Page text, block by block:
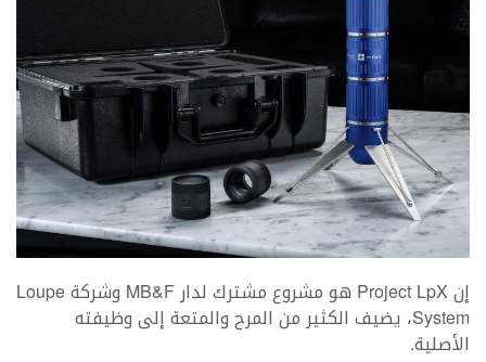
إن Project LpX هو مشروع مشترك لدار MB&F وشركة Loupe
System، يضيف الكثير من المرح والمتعة إلى وظيفته
الأصلية.